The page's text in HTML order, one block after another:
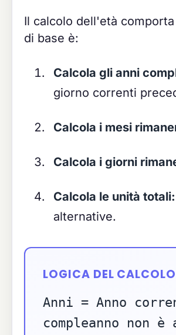
Il calcolo dell'età
di base è:
Calcola gli anni
giorno correnti
Calcola i mesi
Calcola i giorni
Calcola le unità totali:
alternative.
LOGICA DEL
Anni = Anno
compleanno non